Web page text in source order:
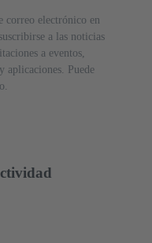
correo electrónico en
a las noticias
a eventos,
aplicaciones. Puede